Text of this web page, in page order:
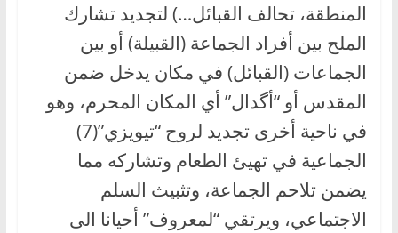
المنطقة، تحالف القبائل…) لتجديد تشارك
الملح بين أفراد الجماعة (القبيلة) أو بين
الجماعات (القبائل) في مكان يدخل ضمن
المقدس أو “أگدال” أي المكان المحرم، وهو
في ناحية أخرى تجديد لروح “تيويزي”(7)
الجماعية في تهيئ الطعام وتشاركه مما
يضمن تلاحم الجماعة، وتثبيث السلم
الاجتماعي، ويرتقي “لمعروف” أحيانا الى